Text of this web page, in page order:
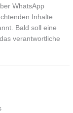
WhatsApp
Inhalte
Bald soll eine
verantwortliche